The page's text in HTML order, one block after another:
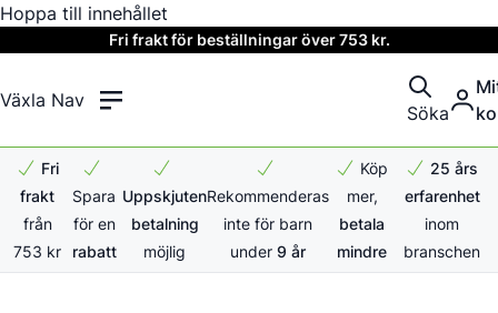
Hoppa till innehållet
Fri frakt för beställningar över 753 kr.
Växla Nav
Söka
Fri
frakt
från
753 kr
Spara
för en
rabatt
Uppskjuten
betalning
möjlig
Rekommenderas
inte för barn
under9 år
Köp
mer,
betala
mindre
25 års
erfarenhet
inom
branschen